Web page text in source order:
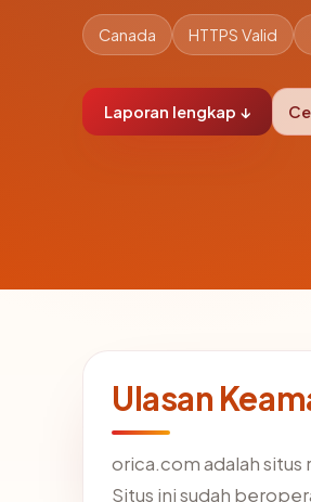
Canada HTTPS Valid
Laporan lengkap ↓
Ulasan
orica.com adalah
Situs ini sudah